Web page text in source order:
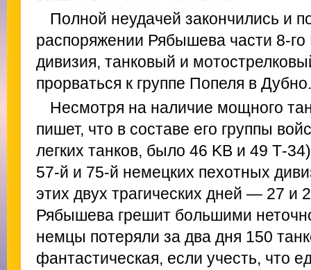
Полной неудачей закончились и
распоряжении Рябышева части 8-
дивизия, танковый и
прорваться к группе Попеля в Дубно.
Несмотря на наличие мощного
пишет, что в составе его группы
легких танков, было 46 KB и 49 Т-
57-й и 75-й немецких пехотных
этих двух трагических дней — 27
Рябышева грешит большими
немцы потеряли за два дня 150
фантастическая, если учесть, что